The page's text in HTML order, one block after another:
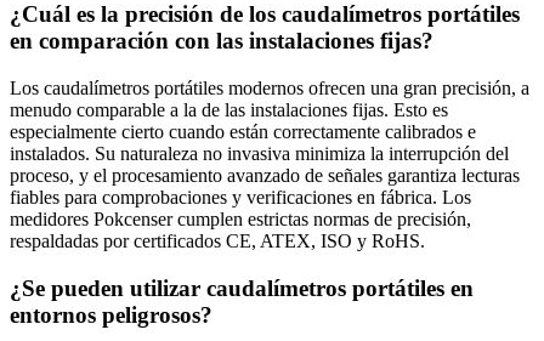
¿Cuál es la precisión de los caudalímetros portátiles
en comparación con las instalaciones fijas?
Los caudalímetros portátiles modernos ofrecen una gran precisión, a
menudo comparable a la de las instalaciones fijas. Esto es
especialmente cierto cuando están correctamente calibrados e
instalados. Su naturaleza no invasiva minimiza la interrupción del
proceso, y el procesamiento avanzado de señales garantiza lecturas
fiables para comprobaciones y verificaciones en fábrica. Los
medidores Pokcenser cumplen estrictas normas de precisión,
respaldadas por certificados CE, ATEX, ISO y RoHS.
¿Se pueden utilizar caudalímetros portátiles en
entornos peligrosos?